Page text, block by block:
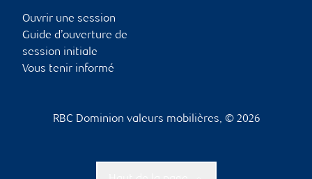
Ouvrir une session
Guide d’ouverture de
session initiale
Vous tenir informé
RBC Dominion valeurs mobilières, © 2026